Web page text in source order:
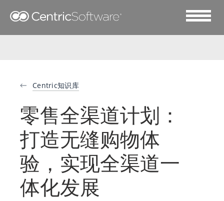
Centric知识库
零售全渠道计划：
打造无缝购物体
验，实现全渠道一
体化发展